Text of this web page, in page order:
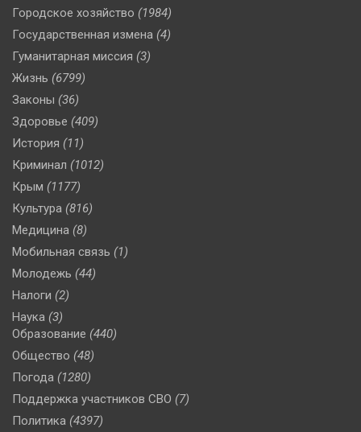
Городское хозяйство (1984)
Государственная измена (4)
Гуманитарная миссия (3)
Жизнь (6799)
Законы (36)
Здоровье (409)
История (11)
Криминал (1012)
Крым (1177)
Культура (816)
Медицина (8)
Мобильная связь (1)
Молодежь (44)
Налоги (2)
Наука (3)
Образование (440)
Общество (48)
Погода (1280)
Поддержка участников СВО (7)
Политика (4397)